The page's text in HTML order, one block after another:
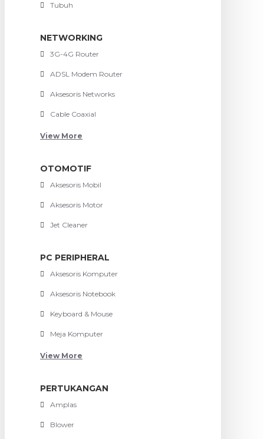
Tubuh
NETWORKING
3G-4G Router
ADSL Modem Router
Aksesoris Networks
Cable Coaxial
View More
OTOMOTIF
Aksesoris Mobil
Aksesoris Motor
Jet Cleaner
PC PERIPHERAL
Aksesoris Komputer
Aksesoris Notebook
Keyboard & Mouse
Meja Komputer
View More
PERTUKANGAN
Amplas
Blower